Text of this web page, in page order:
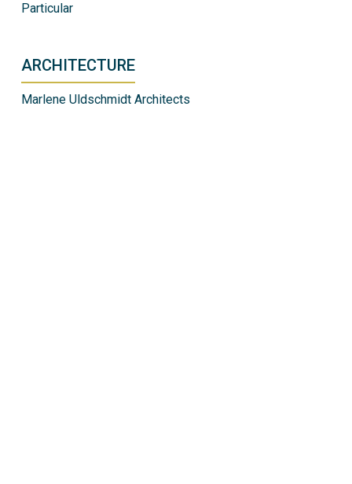
Particular
ARCHITECTURE
Marlene Uldschmidt Architects